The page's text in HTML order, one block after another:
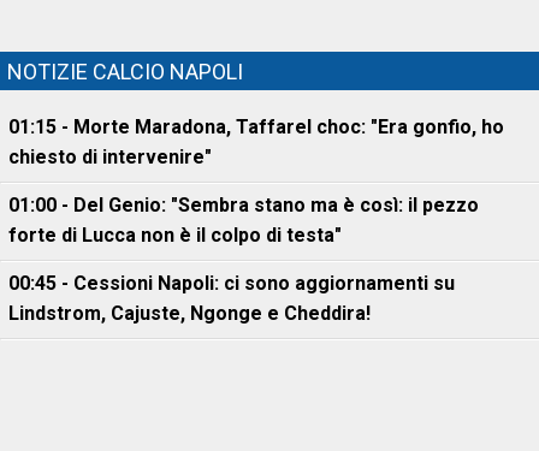
NOTIZIE CALCIO NAPOLI
01:15 - Morte Maradona, Taffarel choc: "Era gonfio, ho
chiesto di intervenire"
01:00 - Del Genio: "Sembra stano ma è così: il pezzo
forte di Lucca non è il colpo di testa"
00:45 - Cessioni Napoli: ci sono aggiornamenti su
Lindstrom, Cajuste, Ngonge e Cheddira!